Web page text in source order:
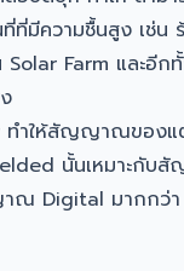
ที่ที่มีความชื้นสูง เช่น
Solar Farm และอีก
ำให้สัญญาณของแต่
นั้นเหมาะกับ
ณ Digital มากกว่